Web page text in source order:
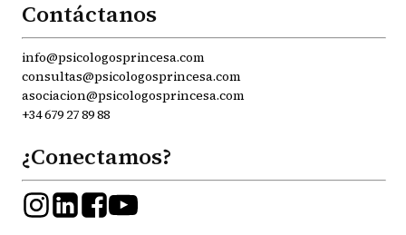
Contáctanos
info@psicologosprincesa.com
consultas@psicologosprincesa.com
asociacion@psicologosprincesa.com
+34 679 27 89 88
¿Conectamos?